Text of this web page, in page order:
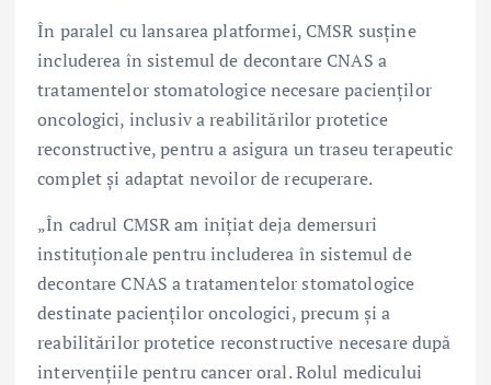
În paralel cu lansarea platformei, CMSR susține
includerea în sistemul de decontare CNAS a
tratamentelor stomatologice necesare pacienților
oncologici, inclusiv a reabilitărilor protetice
reconstructive, pentru a asigura un traseu terapeutic
complet și adaptat nevoilor de recuperare.
„În cadrul CMSR am inițiat deja demersuri
instituționale pentru includerea în sistemul de
decontare CNAS a tratamentelor stomatologice
destinate pacienților oncologici, precum și a
reabilitărilor protetice reconstructive necesare după
intervențiile pentru cancer oral. Rolul medicului